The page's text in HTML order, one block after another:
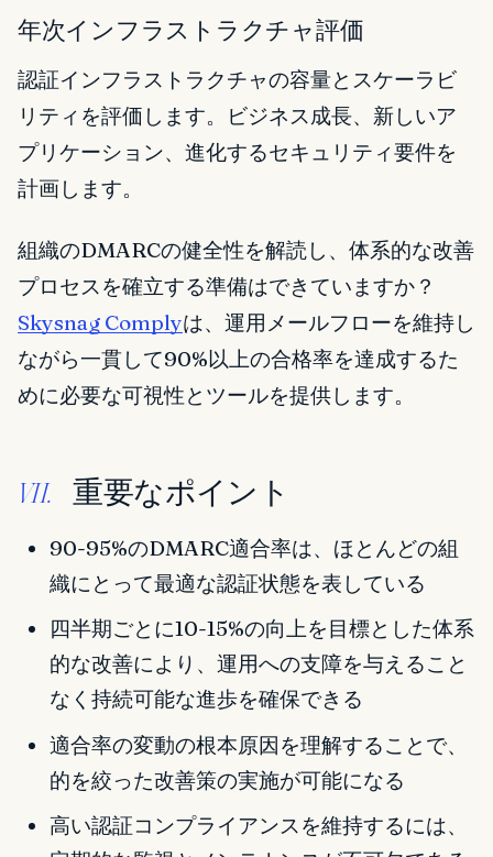
年次インフラストラクチャ評価
認証インフラストラクチャの容量とスケーラビ
リティを評価します。ビジネス成長、新しいア
プリケーション、進化するセキュリティ要件を
計画します。
組織のDMARCの健全性を解読し、体系的な改善
プロセスを確立する準備はできていますか？
Skysnag Complyは、運用メールフローを維持し
ながら一貫して90%以上の合格率を達成するた
めに必要な可視性とツールを提供します。
VII. 重要なポイント
90-95%のDMARC適合率は、ほとんどの組
織にとって最適な認証状態を表している
四半期ごとに10-15%の向上を目標とした体系
的な改善により、運用への支障を与えること
なく持続可能な進歩を確保できる
適合率の変動の根本原因を理解することで、
的を絞った改善策の実施が可能になる
高い認証コンプライアンスを維持するには、